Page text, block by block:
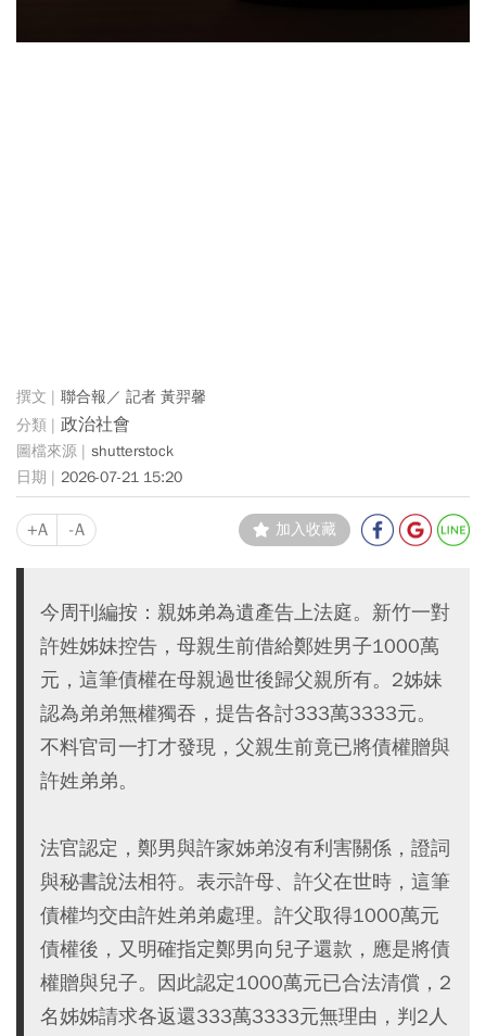
聯合報／ 記者 黃羿馨
政治社會
shutterstock
2026-07-21 15:20
+A -A 加入收藏
今周刊編按：親姊弟為遺產告上法庭。新竹一對
許姓姊妹控告，母親生前借給鄭姓男子1000萬
元，這筆債權在母親過世後歸父親所有。2姊妹
認為弟弟無權獨吞，提告各討333萬3333元。
不料官司一打才發現，父親生前竟已將債權贈與
許姓弟弟。
法官認定，鄭男與許家姊弟沒有利害關係，證詞
與秘書說法相符。表示許母、許父在世時，這筆
債權均交由許姓弟弟處理。許父取得1000萬元
債權後，又明確指定鄭男向兒子還款，應是將債
權贈與兒子。因此認定1000萬元已合法清償，2
名姊姊請求各返還333萬3333元無理由，判2人